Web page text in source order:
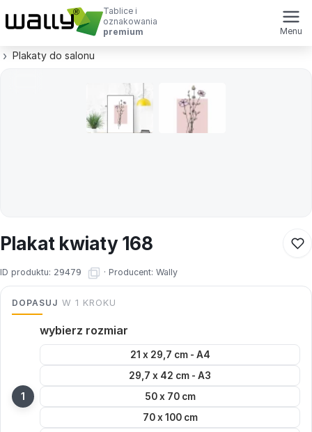
Tablice i
oznakowania
premium
Menu
Plakaty do salonu
Plakat kwiaty 168
ID produktu: 29479 · Producent: Wally
DOPASUJ W 1 KROKU
wybierz rozmiar
21 x 29,7 cm - A4
29,7 x 42 cm - A3
50 x 70 cm
70 x 100 cm